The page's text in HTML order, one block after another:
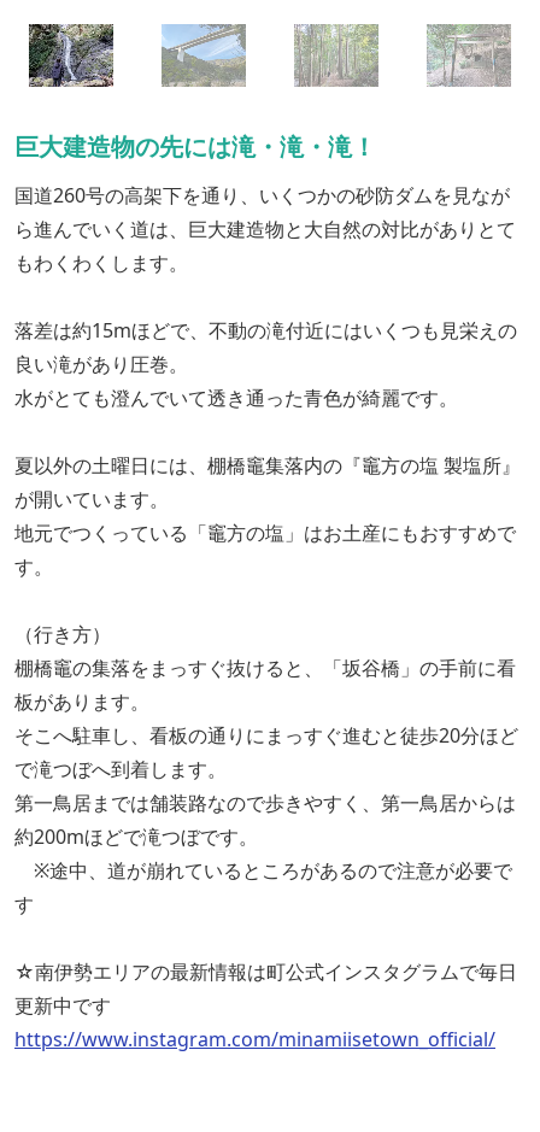
巨大建造物の先には滝・滝・滝！
国道260号の高架下を通り、いくつかの砂防ダムを見なが
ら進んでいく道は、巨大建造物と大自然の対比がありとて
もわくわくします。
落差は約15mほどで、不動の滝付近にはいくつも見栄えの
良い滝があり圧巻。
水がとても澄んでいて透き通った青色が綺麗です。
夏以外の土曜日には、棚橋竈集落内の『竈方の塩 製塩所』
が開いています。
地元でつくっている「竈方の塩」はお土産にもおすすめで
す。
（行き方）
棚橋竈の集落をまっすぐ抜けると、「坂谷橋」の手前に看
板があります。
そこへ駐車し、看板の通りにまっすぐ進むと徒歩20分ほど
で滝つぼへ到着します。
第一鳥居までは舗装路なので歩きやすく、第一鳥居からは
約200mほどで滝つぼです。
※途中、道が崩れているところがあるので注意が必要で
す
☆南伊勢エリアの最新情報は町公式インスタグラムで毎日
更新中です
https://www.instagram.com/minamiisetown_official/